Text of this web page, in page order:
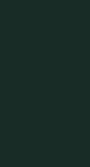
Karavan Şase
Tiny House
Yüksek
Şase Blog,
Blog, Alçak
Karavan Şase
2025, Tiny
2025,
Şase
Tiny House
Yüksek